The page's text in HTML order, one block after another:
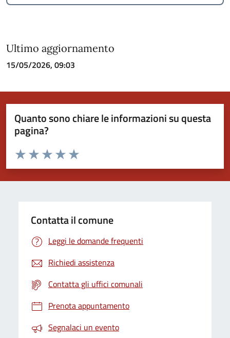
Ultimo aggiornamento
15/05/2026, 09:03
Quanto sono chiare le informazioni su questa
pagina?
Valuta da 1 a 5 stelle la pagina
Valuta 5 stelle su 5
Valuta 4 stelle su 5
Valuta 3 stelle su 5
Valuta 2 stelle su 5
Valuta 1 stelle su 5
Contatta il comune
Leggi le domande frequenti
Richiedi assistenza
Contatta gli uffici comunali
Prenota appuntamento
Segnalaci un evento